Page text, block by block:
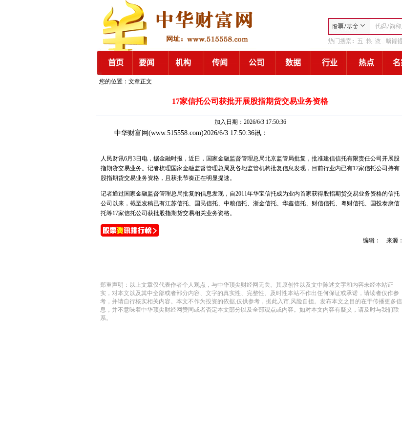
您的位置：文章正文
17家信托公司获批开展股指期货交易业务资格
加入日期：2026/6/3 17:50:36
中华财富网 (www.515558.com)2026/6/3 17:50:36讯：
人民财讯6月3日电，据金融时报，近日，国家金融监督管理总局北京监管局批复，批准建信信托有限责任公司开展股
指期货交易业务。记者梳理国家金融监督管理总局及各地监管机构批复信息发现，目前行业内已有17家信托公司持有
股指期货交易业务资格，且获批节奏正在明显提速。
记者通过国家金融监督管理总局批复的信息发现，自2011年华宝信托成为业内首家获得股指期货交易业务资格的信托
公司以来，截至发稿已有江苏信托、国民信托、中粮信托、浙金信托、华鑫信托、财信信托、粤财信托、国投泰康信
托等17家信托公司获批股指期货交易相关业务资格。
编辑： 来源：